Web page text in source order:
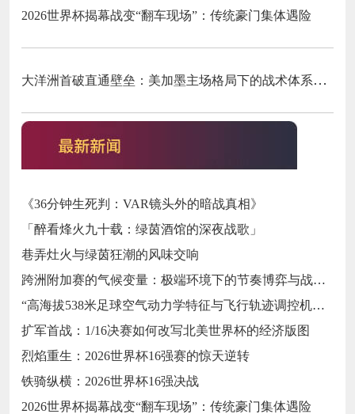
2026世界杯揭幕战变“翻车现场”：传统豪门集体遇险
大洋洲首破直通壁垒：美加墨主场格局下的战术体系重构
《36分钟生死判：VAR镜头外的暗战真相》
「醉看烽火九十载：绿茵酒馆的深夜战歌」
巷弄灶火与绿茵狂潮的风味交响
跨洲附加赛的气候变量：极端环境下的节奏博弈与战术自适应
“高海拔538米足球空气动力学特征与飞行轨迹调控机制——以2026世界杯BBVA球场为实证场景”
扩军首战：1/16决赛如何改写北美世界杯的经济版图
烈焰重生：2026世界杯16强赛的惊天逆转
铁骑纵横：2026世界杯16强决战
2026世界杯揭幕战变“翻车现场”：传统豪门集体遇险